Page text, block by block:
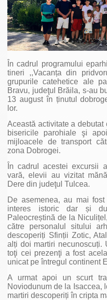
În cadrul programului
tineri ,,Vacanța din
grupurile catehetice ale
Bravu, judeţul Brăila, s-au
13 august în ținutul
lor.
Această activitate a
bisericile parohiale şi
mijloacele de transport
zona Dobrogei.
În cadrul acestei excursii
vară, elevii au vizitat
Dere din judeţul Tulcea.
De asemenea, au mai
interes istoric dar și
Paleocreștină de la
către personalul sitului
descoperiți Sfinții Zotic,
alți doi martiri necunoscuți.
toţi cei prezenţi a fost
unicat pe întregul continent
A urmat apoi un scurt
Noviodunum de la Isaccea,
martiri descoperiți în cripta